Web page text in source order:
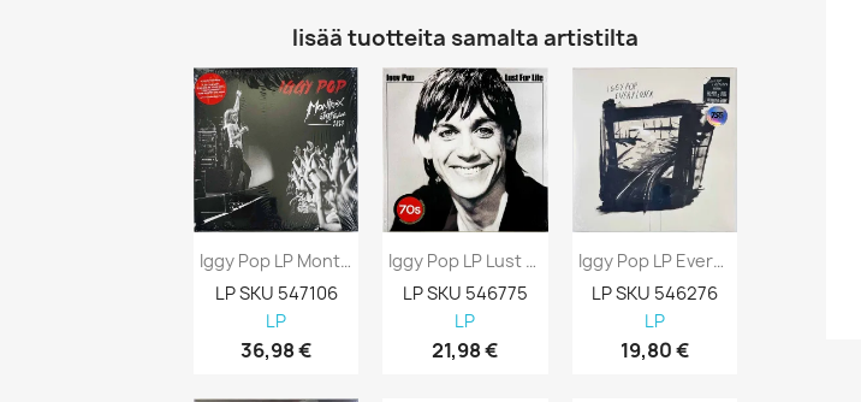
lisää tuotteita samalta artistilta
Iggy Pop LP Montreux Jazz Festival 2023...
LP SKU 547106
LP
36,98 €
Iggy Pop LP Lust For Life, Blue Vinyl LP Uusi
LP SKU 546775
LP
21,98 €
Iggy Pop LP Every Loser, Black Vinyl...
LP SKU 546276
LP
19,80 €